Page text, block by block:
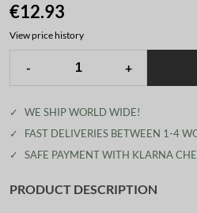
€12.93
View price history
- +
✓
WE SHIP WORLD WIDE!
✓
FAST DELIVERIES BETWEEN 1-4
✓
SAFE PAYMENT WITH KLARNA
PRODUCT DESCRIPTION